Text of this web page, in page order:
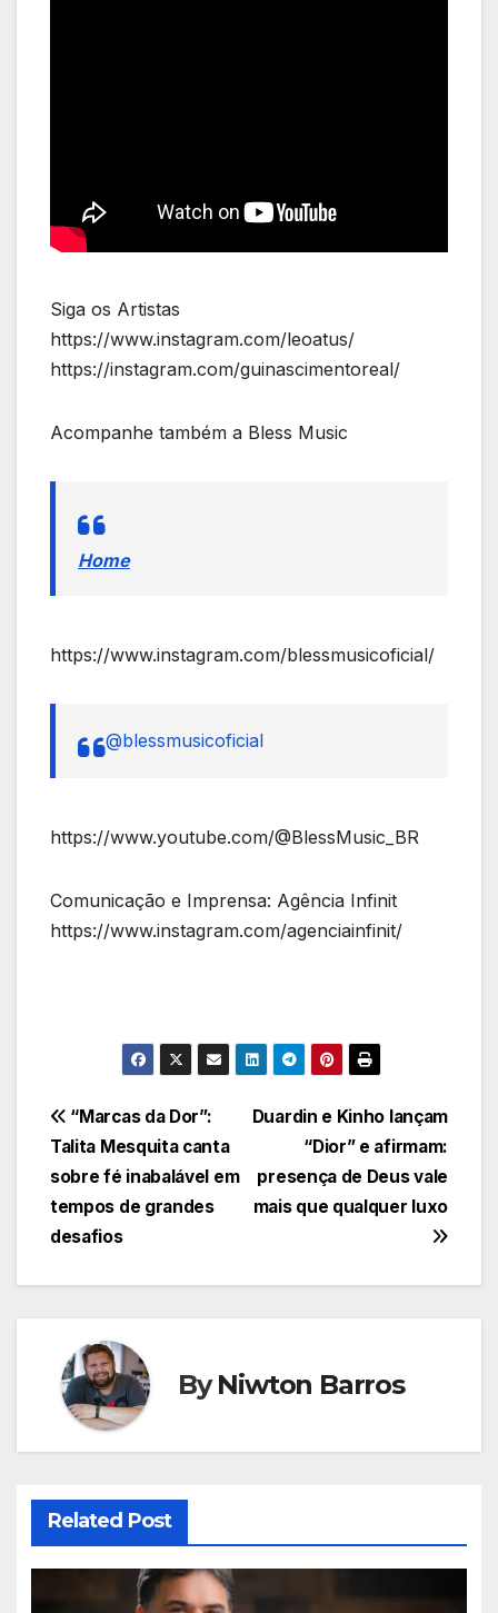
Siga os Artistas
https://www.instagram.com/leoatus/
https://instagram.com/guinascimentoreal/
Acompanhe também a Bless Music
Home
https://www.instagram.com/blessmusicoficial/
@blessmusicoficial
https://www.youtube.com/@BlessMusic_BR
Comunicação e Imprensa: Agência Infinit
https://www.instagram.com/agenciainfinit/
Navegação
de
Post
Duardin e Kinho lançam
“Dior” e afirmam:
presença de Deus vale
mais que qualquer luxo
“Marcas da Dor”:
Talita Mesquita canta
sobre fé inabalável em
tempos de grandes
desafios
ByNiwton Barros
Related Post